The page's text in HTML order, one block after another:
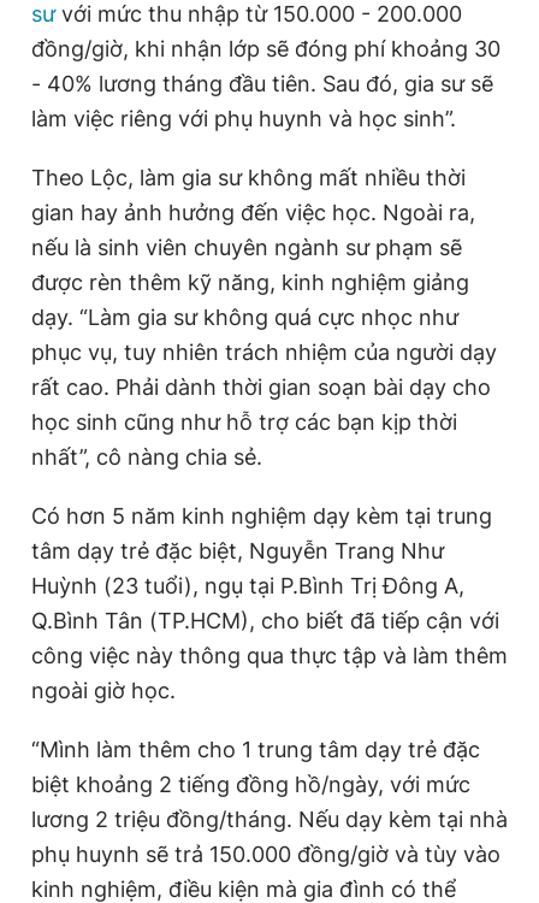
Đọc Thanh Niên trên điện thoại
Theo dõi báo trên
0906 645 777
Liên hệ quảng cáo
0908 780 404
Đặt báo Quảng cáo RSS Tòa soạn Chính sách bảo
Tổng biên tập: Nguyễn Ngọc Toàn
Phó tổng biên tập thường trực: Hải Thành
Phó tổng biên tập: Lâm Hiếu Dũng
Phó tổng biên tập: Trần Việt Hưng
Giấy phép xuất bản số 110/GP - BTTTT cấp ngày 24.3.2020
© 2003-2026 Bản quyền thuộc về Báo Thanh Niên. Cấm sao
chép dưới mọi hình thức nếu không có sự chấp thuận bằng văn
bản. Phát triển bởi ePi Technologies, JSC.
sưvới mức thu nhập từ 150.000 - 200.000
đồng/giờ, khi nhận lớp sẽ đóng phí khoảng 30
- 40% lương tháng đầu tiên. Sau đó, gia sư sẽ
làm việc riêng với phụ huynh và học sinh”.
Theo Lộc, làm gia sư không mất nhiều thời
gian hay ảnh hưởng đến việc học. Ngoài ra,
nếu là sinh viên chuyên ngành sư phạm sẽ
được rèn thêm kỹ năng, kinh nghiệm giảng
dạy. “Làm gia sư không quá cực nhọc như
phục vụ, tuy nhiên trách nhiệm của người dạy
rất cao. Phải dành thời gian soạn bài dạy cho
học sinh cũng như hỗ trợ các bạn kịp thời
nhất”, cô nàng chia sẻ.
Có hơn 5 năm kinh nghiệm dạy kèm tại trung
tâm dạy trẻ đặc biệt, Nguyễn Trang Như
Huỳnh (23 tuổi), ngụ tại P.Bình Trị Đông A,
Q.Bình Tân (TP.HCM), cho biết đã tiếp cận với
công việc này thông qua thực tập và làm thêm
ngoài giờ học.
“Mình làm thêm cho 1 trung tâm dạy trẻ đặc
biệt khoảng 2 tiếng đồng hồ/ngày, với mức
lương 2 triệu đồng/tháng. Nếu dạy kèm tại nhà
phụ huynh sẽ trả 150.000 đồng/giờ và tùy vào
kinh nghiệm, điều kiện mà gia đình có thể